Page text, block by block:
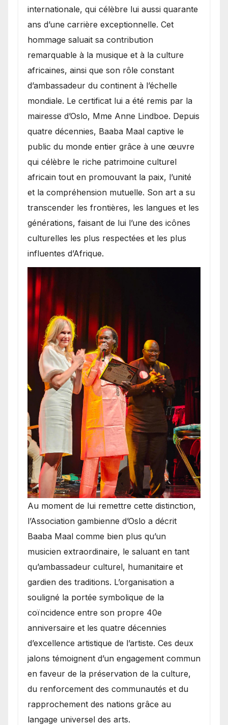
internationale, qui célèbre lui aussi quarante
ans d’une carrière exceptionnelle. Cet
hommage saluait sa contribution
remarquable à la musique et à la culture
africaines, ainsi que son rôle constant
d’ambassadeur du continent à l’échelle
mondiale. Le certificat lui a été remis par la
mairesse d’Oslo, Mme Anne Lindboe. Depuis
quatre décennies, Baaba Maal captive le
public du monde entier grâce à une œuvre
qui célèbre le riche patrimoine culturel
africain tout en promouvant la paix, l’unité
et la compréhension mutuelle. Son art a su
transcender les frontières, les langues et les
générations, faisant de lui l’une des icônes
culturelles les plus respectées et les plus
influentes d’Afrique.
​Au moment de lui remettre cette distinction,
l’Association gambienne d’Oslo a décrit
Baaba Maal comme bien plus qu’un
musicien extraordinaire, le saluant en tant
qu’ambassadeur culturel, humanitaire et
gardien des traditions. L’organisation a
souligné la portée symbolique de la
coïncidence entre son propre 40e
anniversaire et les quatre décennies
d’excellence artistique de l’artiste. Ces deux
jalons témoignent d’un engagement commun
en faveur de la préservation de la culture,
du renforcement des communautés et du
rapprochement des nations grâce au
langage universel des arts.